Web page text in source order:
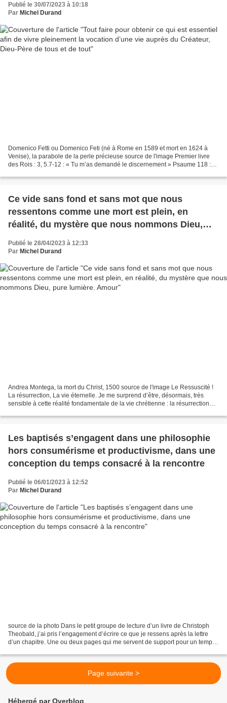
Publié le 30/07/2023 à 10:18
Par Michel Durand
Domenico Fetti ou Domenico Feti (né à Rome en 1589 et mort en 1624 à
Venise), la parabole de la perle précieuse source de l'image Premier livre
des Rois : 3, 5.7-12 : « Tu m’as demandé le discernement » Psaume 118 :
Ce vide sans fond et sans mot que nous
ressentons comme une mort est plein, en
réalité, du mystère que nous nommons Dieu,
pure lumière. Amour
Publié le 28/04/2023 à 12:33
Par Michel Durand
Andrea Montega, la mort du Christ, 1500 source de l'image Le Ressuscité !
La résurrection, La vie éternelle. Je me surprend d’être, désormais, très
sensible à cette réalité fondamentale de la vie chrétienne : la résurrection
Les baptisés s’engagent dans une philosophie
hors consumérisme et productivisme, dans une
conception du temps consacré à la rencontre
Publié le 06/01/2023 à 12:52
Par Michel Durand
source de la photo Dans le petit groupe de lecture d’un livre de Christoph
Theobald, j’ai pris l’engagement d’écrire ce que je ressens après la lettre
d’un chapitre. Une ou deux pages qui me servent de support pour un temps
Page suivante >
Hébergé par Overblog